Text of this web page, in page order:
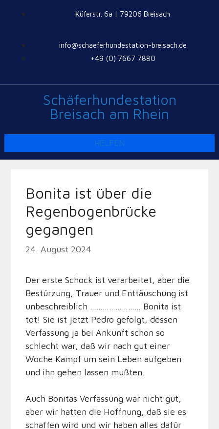
Küferstr. 6a | 79206 Breisach
info@schaeferhundestation-breisach.de
+49 (0) 7667 7880
Schäferhundestation
Breisach am Rhein
HELFEN
Bonita ist über die
Regenbogenbrücke
gegangen
24. August 2024
Der erste Schock ist verarbeitet, aber die
Bestürzung, Trauer und Enttäuschung ist
unbeschreiblich …………………… Bonita ist
tot! Sie ist jetzt Pedro gefolgt, dessen
Verfassung ja bei Ankunft schon so
schlecht war, daß wir nach gut einer
Woche Kampf um sein Leben aufgeben
und ihn gehen lassen mußten.
Auch Bonitas Verfassung war nicht gut,
aber wir hatten die Hoffnung, daß sie es
schaffen wird und wir haben alles dafür